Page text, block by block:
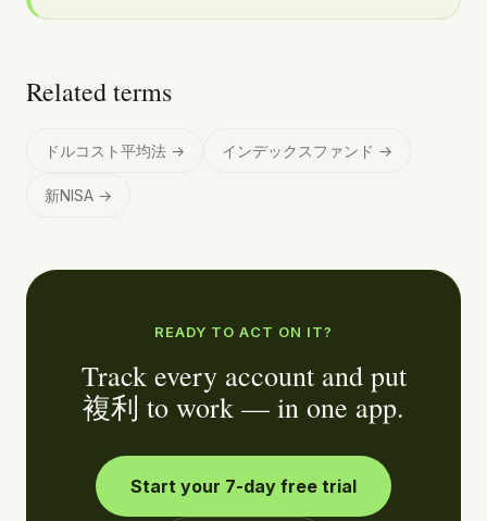
Related terms
ドルコスト平均法 → インデックスファンド →
新NISA →
READY TO ACT ON IT?
Track every account and put
複利 to work — in one app.
Start your 7-day free trial